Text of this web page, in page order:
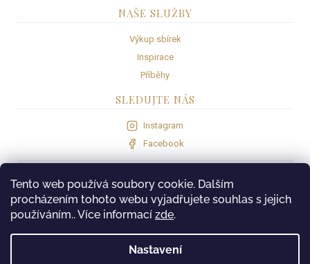
Tento web používá soubory cookie. Dalším
procházením tohoto webu vyjadřujete souhlas s jejich
používáním.. Více informací zde.
Nastavení
i
u
NAŠE SLUŽBY
Výkup sbírek
Inspirace
Příběhy
SLEDUJTE NÁS
Instagram
Facebook
VISA Comgate
PROVOZOVATEL